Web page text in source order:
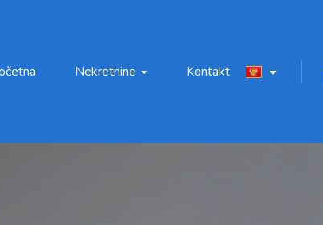
Nekretnine Kontakt